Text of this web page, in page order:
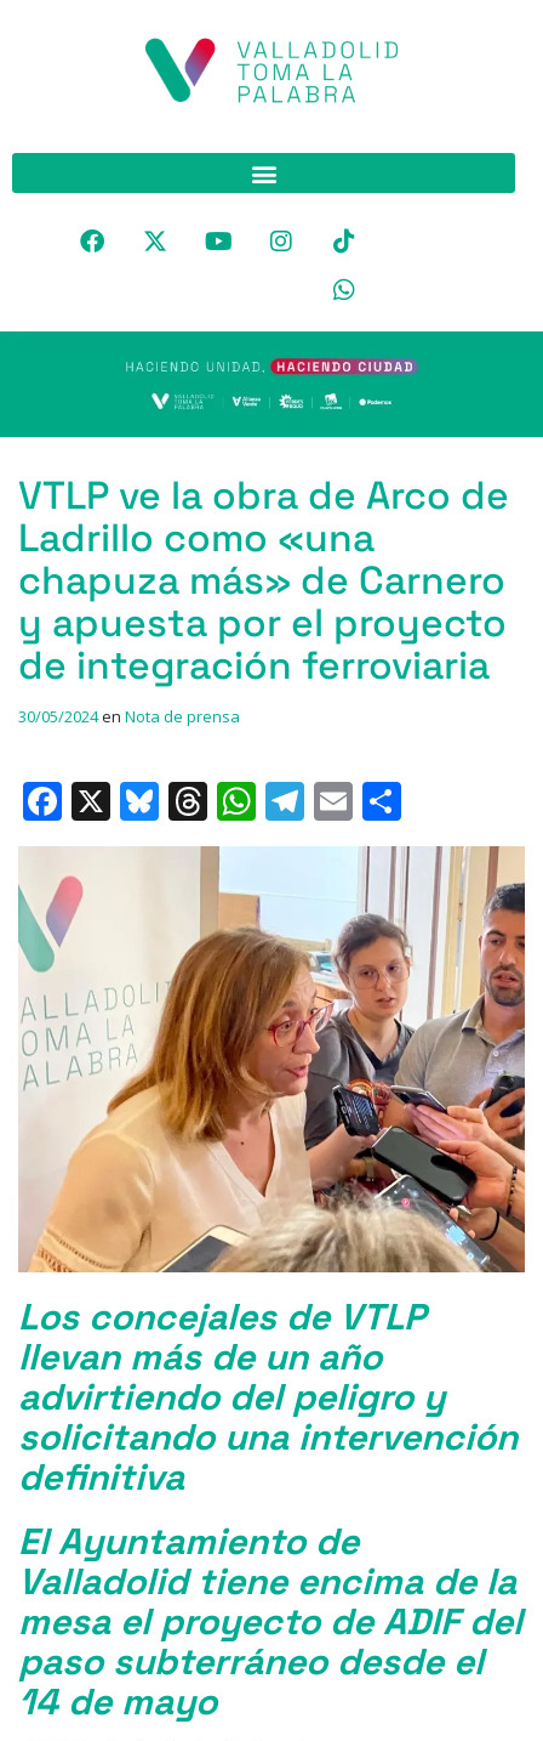
VTLP ve la obra de Arco de
Ladrillo como «una
chapuza más» de Carnero
y apuesta por el proyecto
de integración ferroviaria
30/05/2024en Nota de prensa
F
a
c
e
b
o
o
k
X
Bl
u
k
y
T
h
re
a
d
s
W
h
s
A
p
p
T
el
a
m
E
m
ai
l
o
m
p
ar
ti
r
Los concejales de VTLP
llevan más de un año
advirtiendo del peligro y
solicitando una intervención
definitiva
El Ayuntamiento de
Valladolid tiene encima de la
mesa el proyecto de ADIF del
paso subterráneo desde el
14 de mayo